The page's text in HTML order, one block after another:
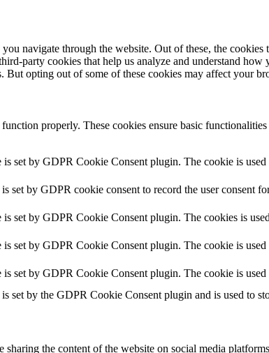
navigate through the website. Out of these, the cookies
party cookies that help us analyze and understand
But opting out of some of these cookies may affect your
properly. These cookies ensure basic
is set by GDPR Cookie Consent plugin. The cookie is
set by GDPR cookie consent to record the user consent
set by GDPR Cookie Consent plugin. The cookies is
set by GDPR Cookie Consent plugin. The cookie is
set by GDPR Cookie Consent plugin. The cookie is
set by the GDPR Cookie Consent plugin and is used to
the content of the website on social media